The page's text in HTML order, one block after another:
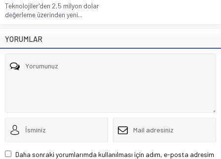
Teknolojiler'den 2,5 milyon dolar
değerleme üzerinden yeni...
YORUMLAR
Daha sonraki yorumlarımda kullanılması için adım, e-posta adresim